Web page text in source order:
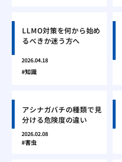
LLMO対策を何から始め
るべきか迷う方へ
2026.04.18
知識
アシナガバチの種類で見
分ける危険度の違い
2026.02.08
害虫